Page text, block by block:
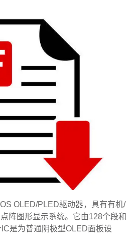
OLED/PLED驱动器，具有有机/
阵图形显示系统。它由128个段和
是为普通阴极型OLED面板设